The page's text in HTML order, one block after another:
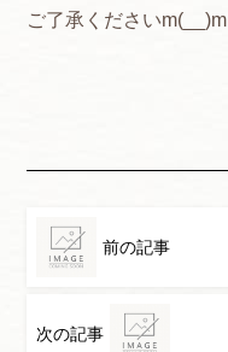
ご了承くださいm(__)m
前の記事
次の記事